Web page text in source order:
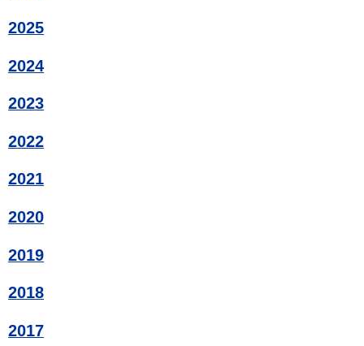
2025
2024
2023
2022
2021
2020
2019
2018
2017